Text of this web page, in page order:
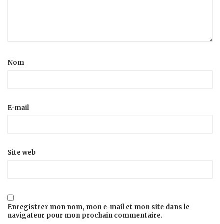
Nom
E-mail
Site web
Enregistrer mon nom, mon e-mail et mon site dans le
navigateur pour mon prochain commentaire.